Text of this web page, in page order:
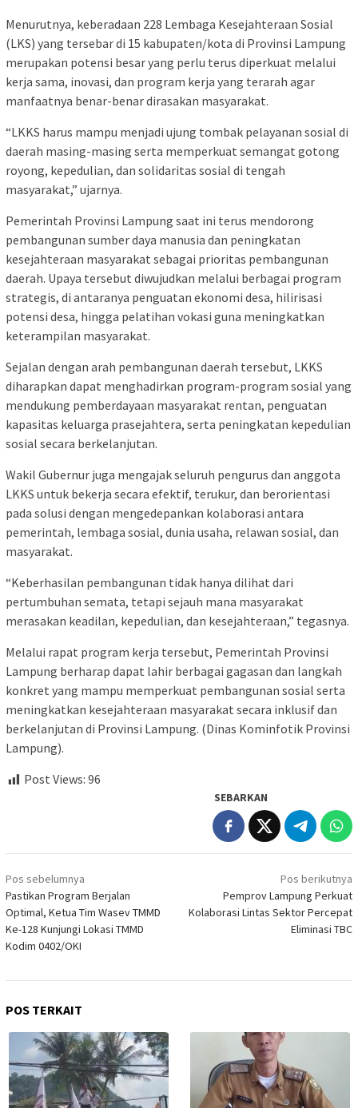
Menurutnya, keberadaan 228 Lembaga Kesejahteraan Sosial
(LKS) yang tersebar di 15 kabupaten/kota di Provinsi Lampung
merupakan potensi besar yang perlu terus diperkuat melalui
kerja sama, inovasi, dan program kerja yang terarah agar
manfaatnya benar-benar dirasakan masyarakat.
“LKKS harus mampu menjadi ujung tombak pelayanan sosial di
daerah masing-masing serta memperkuat semangat gotong
royong, kepedulian, dan solidaritas sosial di tengah
masyarakat,” ujarnya.
Pemerintah Provinsi Lampung saat ini terus mendorong
pembangunan sumber daya manusia dan peningkatan
kesejahteraan masyarakat sebagai prioritas pembangunan
daerah. Upaya tersebut diwujudkan melalui berbagai program
strategis, di antaranya penguatan ekonomi desa, hilirisasi
potensi desa, hingga pelatihan vokasi guna meningkatkan
keterampilan masyarakat.
Sejalan dengan arah pembangunan daerah tersebut, LKKS
diharapkan dapat menghadirkan program-program sosial yang
mendukung pemberdayaan masyarakat rentan, penguatan
kapasitas keluarga prasejahtera, serta peningkatan kepedulian
sosial secara berkelanjutan.
Wakil Gubernur juga mengajak seluruh pengurus dan anggota
LKKS untuk bekerja secara efektif, terukur, dan berorientasi
pada solusi dengan mengedepankan kolaborasi antara
pemerintah, lembaga sosial, dunia usaha, relawan sosial, dan
masyarakat.
“Keberhasilan pembangunan tidak hanya dilihat dari
pertumbuhan semata, tetapi sejauh mana masyarakat
merasakan keadilan, kepedulian, dan kesejahteraan,” tegasnya.
Melalui rapat program kerja tersebut, Pemerintah Provinsi
Lampung berharap dapat lahir berbagai gagasan dan langkah
konkret yang mampu memperkuat pembangunan sosial serta
meningkatkan kesejahteraan masyarakat secara inklusif dan
berkelanjutan di Provinsi Lampung. (Dinas Kominfotik Provinsi
Lampung).
Post Views: 96
SEBARKAN
Navigasi
pos
Pos sebelumnya
Pastikan Program Berjalan
Optimal, Ketua Tim Wasev TMMD
Ke-128 Kunjungi Lokasi TMMD
Kodim 0402/OKI
Pos berikutnya
Pemprov Lampung Perkuat
Kolaborasi Lintas Sektor Percepat
Eliminasi TBC
POS TERKAIT